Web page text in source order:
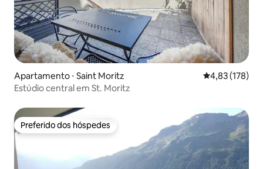
Apartamento ⋅ Saint Moritz 4,83 de uma
4,83 (178)
Estúdio central em St. Moritz
Preferido dos hóspedes
Preferido dos hóspedes